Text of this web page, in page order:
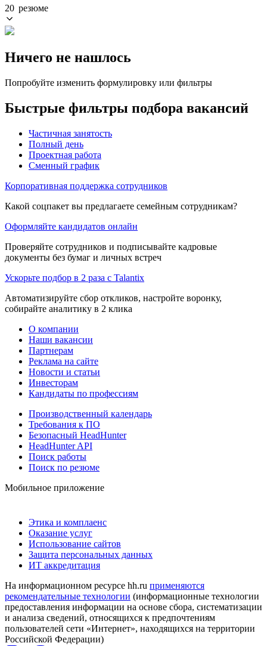
20 резюме
Ничего не нашлось
Попробуйте изменить формулировку или фильтры
Быстрые фильтры подбора вакансий
Частичная занятость
Полный день
Проектная работа
Сменный график
Корпоративная поддержка сотрудников
Какой соцпакет вы предлагаете семейным сотрудникам?
Оформляйте кандидатов онлайн
Проверяйте сотрудников и подписывайте кадровые
документы без бумаг и личных встреч
Ускорьте подбор в 2 раза с Talantix
Автоматизируйте сбор откликов, настройте воронку,
собирайте аналитику в 2 клика
О компании
Наши вакансии
Партнерам
Реклама на сайте
Новости и статьи
Инвесторам
Кандидаты по профессиям
Производственный календарь
Требования к ПО
Безопасный HeadHunter
HeadHunter API
Поиск работы
Поиск по резюме
Мобильное приложение
Этика и комплаенс
Оказание услуг
Использование сайтов
Защита персональных данных
ИТ аккредитация
На информационном ресурсе hh.ru применяются
рекомендательные технологии (информационные технологии
предоставления информации на основе сбора, систематизации
и анализа сведений, относящихся к предпочтениям
пользователей сети «Интернет», находящихся на территории
Российской Федерации)